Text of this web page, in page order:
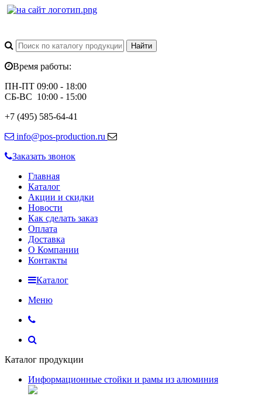
Время работы:
ПН-ПТ 09:00 - 18:00
СБ-ВС 10:00 - 15:00
+7 (495) 585-64-41
info@pos-production.ru
Заказать звонок
Главная
Каталог
Акции и скидки
Новости
Как сделать заказ
Оплата
Доставка
О Компании
Контакты
Каталог
Меню
Каталог продукции
Информационные стойки и рамы из алюминия